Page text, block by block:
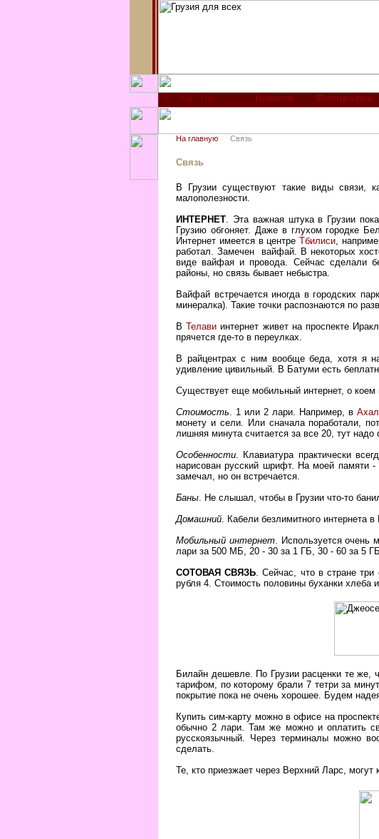
Новости Фотографии
На главную Связь
Связь
В Грузии существуют такие виды связи,
малополезности.
ИНТЕРНЕТ. Эта важная штука в Грузии
Грузию обгоняет. Даже в глухом городке
Интернет имеется в центреТбилиси,
работал. Замечен вайфай. В некоторых
виде вайфая и провода. Сейчас сделали
районы, но связь бывает небыстра.
Вайфай встречается иногда в городских
минералка). Такие точки распознаются по
ВТелави интернет живет на проспекте
прячется где-то в переулках.
В райцентрах с ним вообще беда, хотя я
удивление цивильный. В Батуми есть
Существует еще мобильный интернет, о коем
Стоимость. 1 или 2 лари. Например, в
монету и сели. Или сначала поработали,
лишняя минута считается за все 20, тут надо
Особенности. Клавиатура практически
нарисован русский шрифт. На моей памяти -
замечал, но он встречается.
Баны. Не слышал, чтобы в Грузии что-то
Домашний. Кабели безлимитного интернета
Мобильный интернет. Используется очень
лари за 500 МБ, 20 - 30 за 1 ГБ, 30 - 60 за 5
СОТОВАЯ СВЯЗЬ. Сейчас, что в стране
рубля 4. Стоимость половины буханки
Билайн дешевле. По Грузии расценки те
тарифом, по которому брали 7 тетри за
покрытие пока не очень хорошее. Будем
Купить сим-карту можно в офисе на
обычно 2 лари. Там же можно и оплатить
русскоязычный. Через терминалы можно
сделать.
Те, кто приезжает через Верхний Ларс, могут